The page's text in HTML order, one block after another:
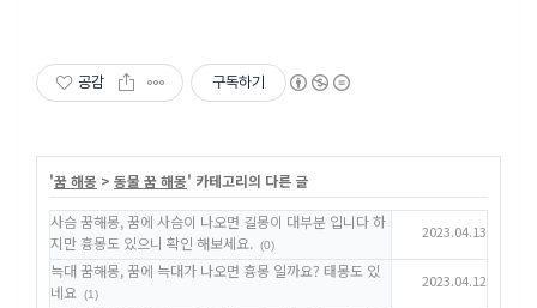
공감 구독하기
'꿈 해몽 > 동물 꿈 해몽' 카테고리의 다른 글
사슴 꿈해몽, 꿈에 사슴이 나오면 길몽이 대부분 입니다 하
지만 흉몽도 있으니 확인 해보세요.
(0)
2023.04.13
늑대 꿈해몽, 꿈에 늑대가 나오면 흉몽 일까요? 태몽도 있
네요
(1)
2023.04.12